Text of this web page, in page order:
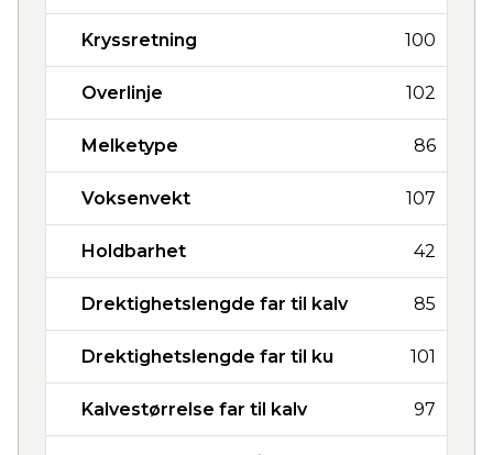
Kryssretning 100
Overlinje 102
Melketype 86
Voksenvekt 107
Holdbarhet 42
Drektighetslengde far til kalv 85
Drektighetslengde far til ku 101
Kalvestørrelse far til kalv 97